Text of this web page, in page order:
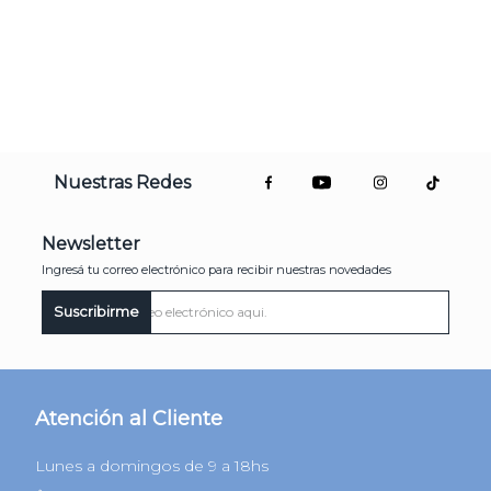
Nuestras Redes
Newsletter
Ingresá tu correo electrónico para recibir nuestras novedades
Suscribirme
Atención al Cliente
Lunes a domingos de 9 a 18hs